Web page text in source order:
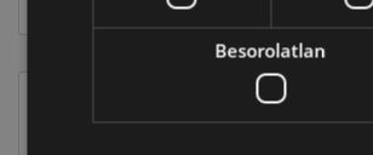
Besorolatlan